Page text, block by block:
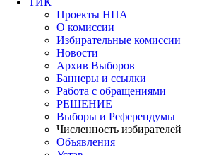
Проекты НПА
О комиссии
Избирательные комиссии
Новости
Архив Выборов
Баннеры и ссылки
Работа с обращениями
РЕШЕНИЕ
Выборы и Референдумы
Численность избирателей
Объявления